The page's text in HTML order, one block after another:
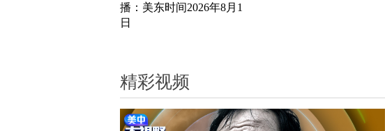
播：美东时间2026年8月1
日
精彩视频